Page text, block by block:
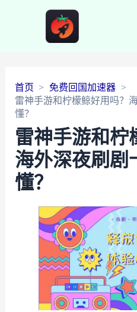
首页
免费回国加速器
雷神手游和柠檬鲸好用吗？
懂？
雷神手游和柠
海外深夜刷剧
懂？